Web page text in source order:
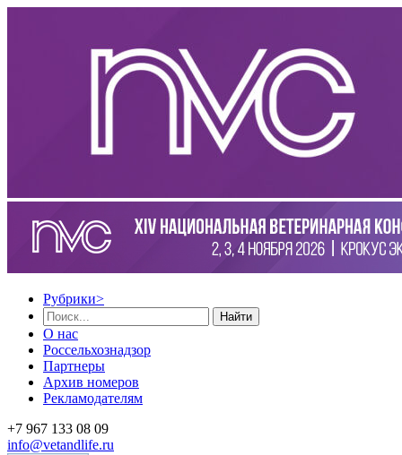
Рубрики>
Найти
О нас
Россельхознадзор
Партнеры
Архив номеров
Рекламодателям
+7 967 133 08 09
info@vetandlife.ru